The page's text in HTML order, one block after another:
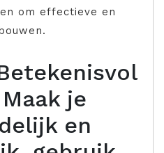
om effectieve en
je
en